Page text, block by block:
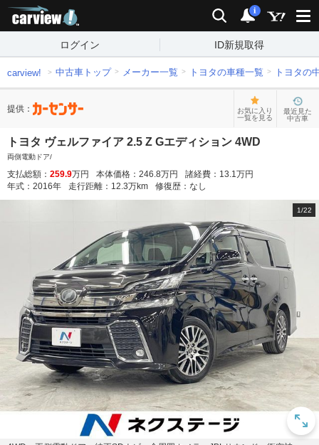
検索 通知
i
ログイン ID新規取得
carview! 中古車トップ メーカー一覧 トヨタの車種一覧 トヨタの
提供：
お気に入り
一覧を見る
最近見た
中古車
トヨタ ヴェルファイア 2.5 Z Gエディション 4WD
両側電動ドア/
支払総額： 259.9万円 本体価格： 246.8万円 諸経費： 13.1万円
年式： 2016年 走行距離： 12.3万km 修復歴： なし
1/22